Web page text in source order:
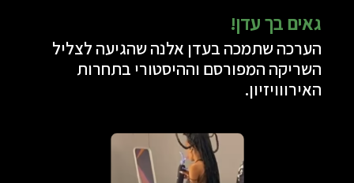
גאים בך עדן!
הערכה שתמכה בעדן אלנה שהגיעה לצליל
השריקה המפורסם וההיסטורי בתחרות
האירווויזיון.